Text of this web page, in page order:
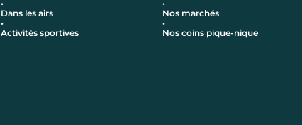
•
Dans les airs
•
Activités sportives
•
Nos marchés
•
Nos coins pique-nique